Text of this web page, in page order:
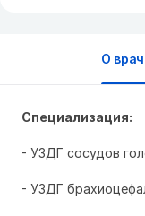
О
Специализация:
- УЗДГ сосудов
- УЗДГ